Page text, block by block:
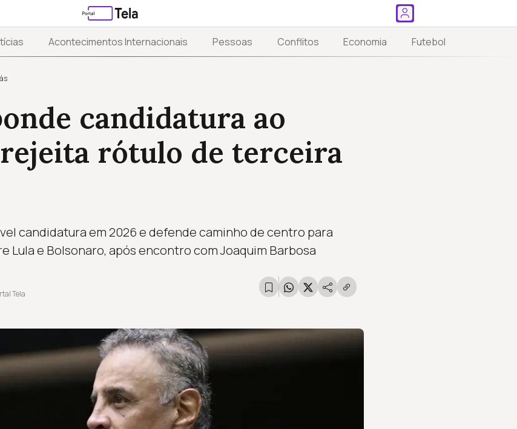
Acontecimentos Internacionais Pessoas Conflitos Economia Futebol
candidatura ao
rótulo de terceira
candidatura em 2026 e defende caminho de centro para
Lula e Bolsonaro, após encontro com Joaquim Barbosa
Tela